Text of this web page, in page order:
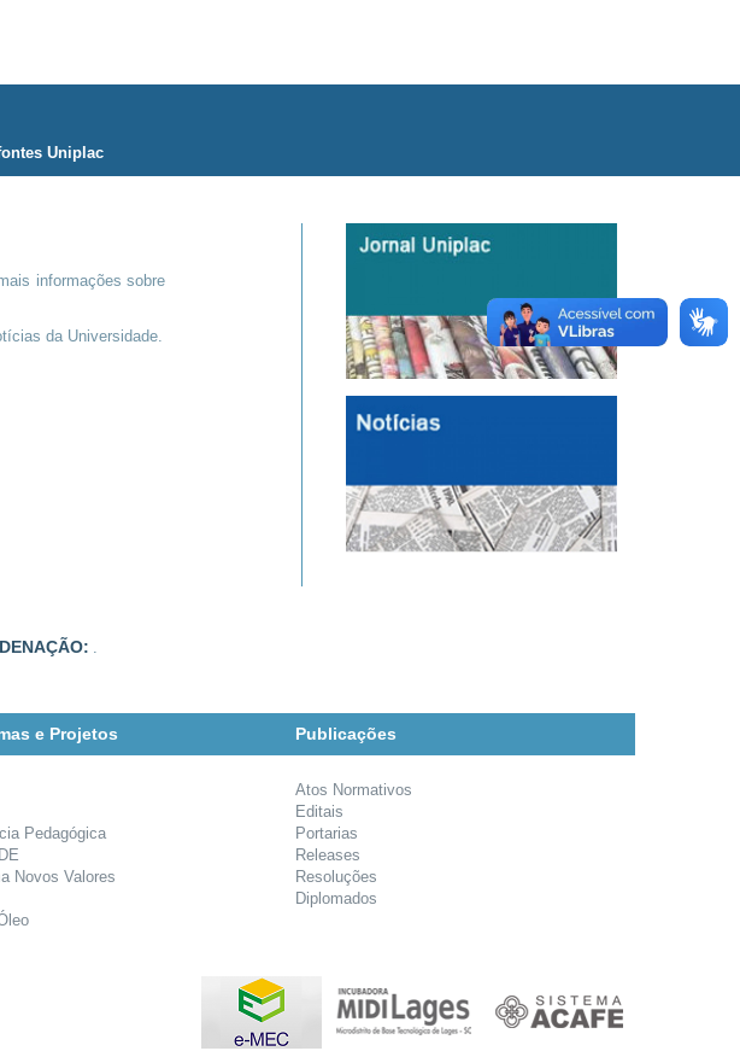
Uniplac
informações sobre
da Universidade.
.
e Projetos
Pedagógica
Novos Valores
Publicações
Atos Normativos
Editais
Portarias
Releases
Resoluções
Diplomados